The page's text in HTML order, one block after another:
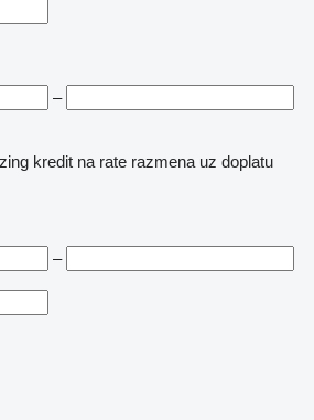
–
kredit na rate razmena uz doplatu
–